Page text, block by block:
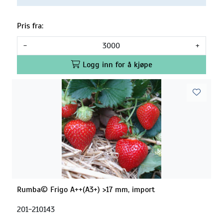
Pris fra:
-
+
Logg inn for å kjøpe
Rumba© Frigo A++(A3+) >17 mm, import
201-210143